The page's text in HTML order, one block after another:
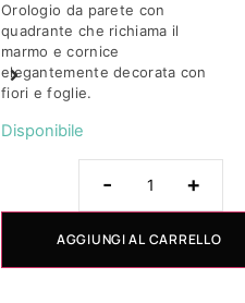
Orologio da parete con
quadrante che richiama il
marmo e cornice
elegantemente decorata con
fiori e foglie.
Disponibile
- +
AGGIUNGI AL CARRELLO